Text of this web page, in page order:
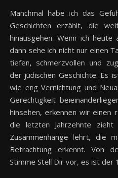
Manchmal habe ich das Gefühl, dass der Kalender uns
Geschichten erzählt, die
hinausgehen. Wenn ich
dann sehe ich nicht nur einen
tiefen, schmerzvollen und
der jüdischen Geschichte. Es
wie eng Vernichtung und
Gerechtigkeit
hinsehen, erkennen wir einen
die letzten Jahrzehnte
Zusammenhänge lehrt, die
Betrachtung erkennt. Von
Stimme Stell Dir vor, es ist der